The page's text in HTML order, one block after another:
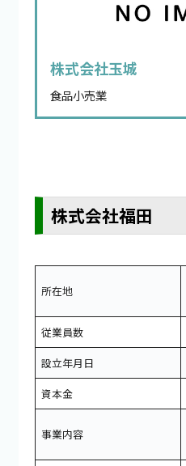
株式会社玉城
食品小売業
株式会社福田
所在地
従業員数
設立年月日
資本金
事業内容